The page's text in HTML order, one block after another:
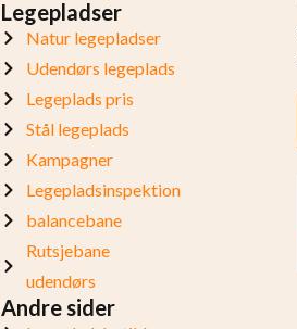
Legepladser
Natur legepladser
Udendørs legeplads
Legeplads pris
Stål legeplads
Kampagner
Legepladsinspektion
balancebane
Rutsjebane
udendørs
Andre sider